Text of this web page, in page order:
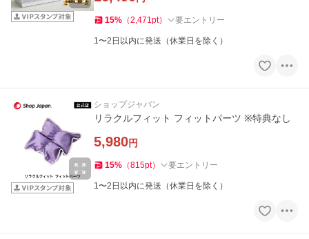
15% （2,471pt） 要エントリー
1〜2日以内に発送（休業日を除く）
ショップジャパン
リラクルフィット フィットパーツ ※特典なし
5,980円
15% （815pt） 要エントリー
1〜2日以内に発送（休業日を除く）